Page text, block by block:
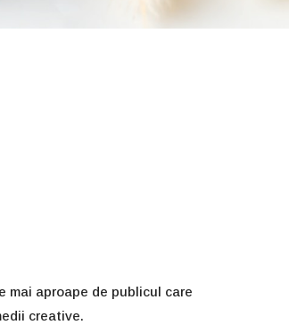
mai aproape de publicul care
creative.